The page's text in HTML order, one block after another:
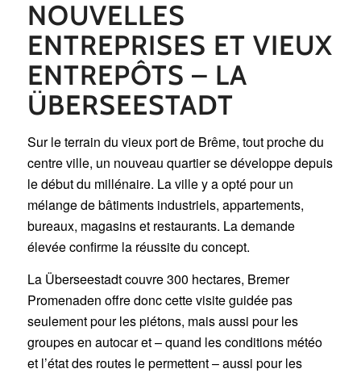
NOUVELLES
ENTREPRISES ET VIEUX
ENTREPÔTS – LA
ÜBERSEESTADT
Sur le terrain du vieux port de Brême, tout proche du
centre ville, un nouveau quartier se développe depuis
le début du millénaire. La ville y a opté pour un
mélange de bâtiments industriels, appartements,
bureaux, magasins et restaurants. La demande
élevée confirme la réussite du concept.
La Überseestadt couvre 300 hectares, Bremer
Promenaden offre donc cette visite guidée pas
seulement pour les piétons, mais aussi pour les
groupes en autocar et – quand les conditions météo
et l’état des routes le permettent – aussi pour les